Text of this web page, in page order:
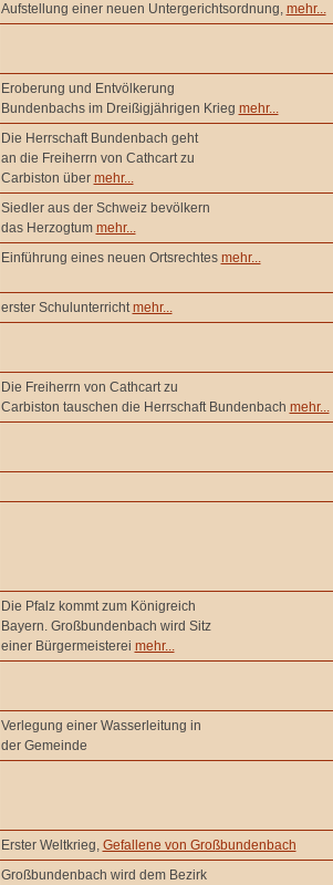
Aufstellung einer neuen Untergerichtsordnung, mehr...
Eroberung und Entvölkerung
Bundenbachs im Dreißigjährigen Krieg mehr...
Die Herrschaft Bundenbach geht
an die Freiherrn von Cathcart zu
Carbiston über mehr...
Siedler aus der Schweiz bevölkern
das Herzogtum mehr...
Einführung eines neuen Ortsrechtes mehr...
erster Schulunterrichtmehr...
Die Freiherrn von Cathcart zu
Carbiston tauschen die Herrschaft Bundenbach mehr...
Die Pfalz kommt zum Königreich
Bayern. Großbundenbach wird Sitz
einer Bürgermeisterei mehr...
Verlegung einer Wasserleitung in
der Gemeinde
Erster Weltkrieg, Gefallene von Großbundenbach
Großbundenbach wird dem Bezirk